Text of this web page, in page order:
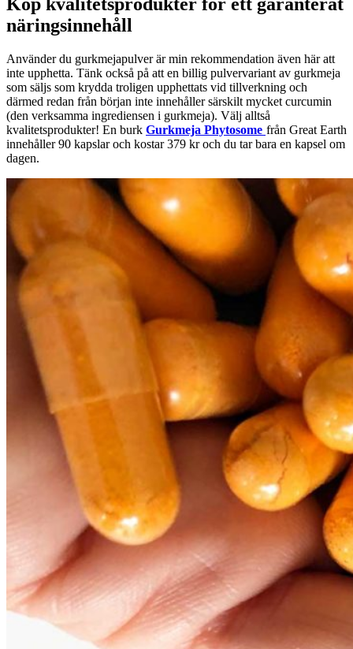
näringsinnehåll
Använder du gurkmejapulver är min rekommendation även här att
inte upphetta. Tänk också på att en billig pulvervariant av gurkmeja
som säljs som krydda troligen upphettats vid tillverkning och
därmed redan från början inte innehåller särskilt mycket curcumin
(den verksamma ingrediensen i gurkmeja). Välj alltså
kvalitetsprodukter! En burk Gurkmeja Phytosome från Great Earth
innehåller 90 kapslar och kostar 379 kr och du tar bara en kapsel om
dagen.